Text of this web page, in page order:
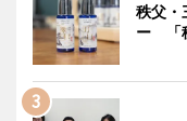
秩父・
ー 「